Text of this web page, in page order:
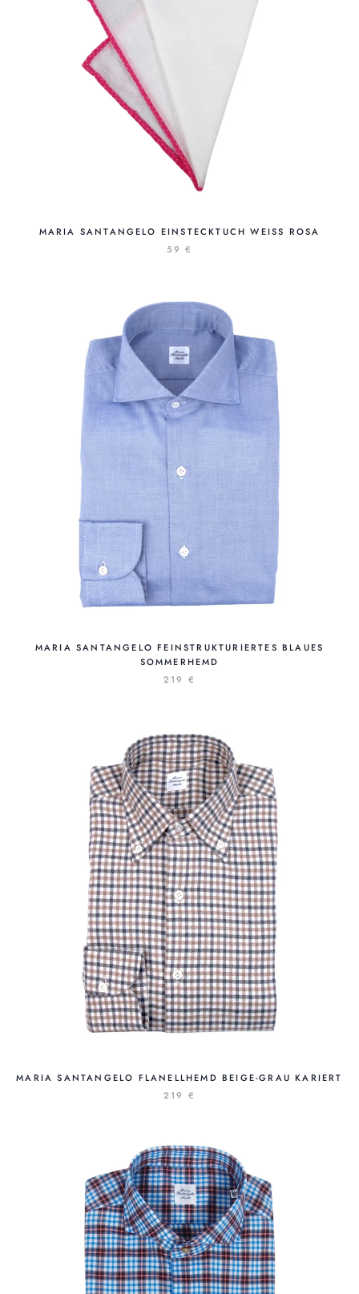
MARIA SANTANGELO EINSTECKTUCH WEISS ROSA
59 €
MARIA SANTANGELO FEINSTRUKTURIERTES BLAUES
SOMMERHEMD
219 €
MARIA SANTANGELO FLANELLHEMD BEIGE-GRAU KARIERT
219 €